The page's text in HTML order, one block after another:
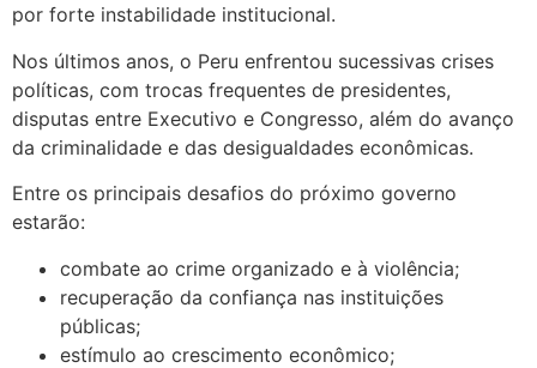
por forte instabilidade institucional.
Nos últimos anos, o Peru enfrentou sucessivas crises
políticas, com trocas frequentes de presidentes,
disputas entre Executivo e Congresso, além do avanço
da criminalidade e das desigualdades econômicas.
Entre os principais desafios do próximo governo
estarão:
combate ao crime organizado e à violência;
recuperação da confiança nas instituições
públicas;
estímulo ao crescimento econômico;